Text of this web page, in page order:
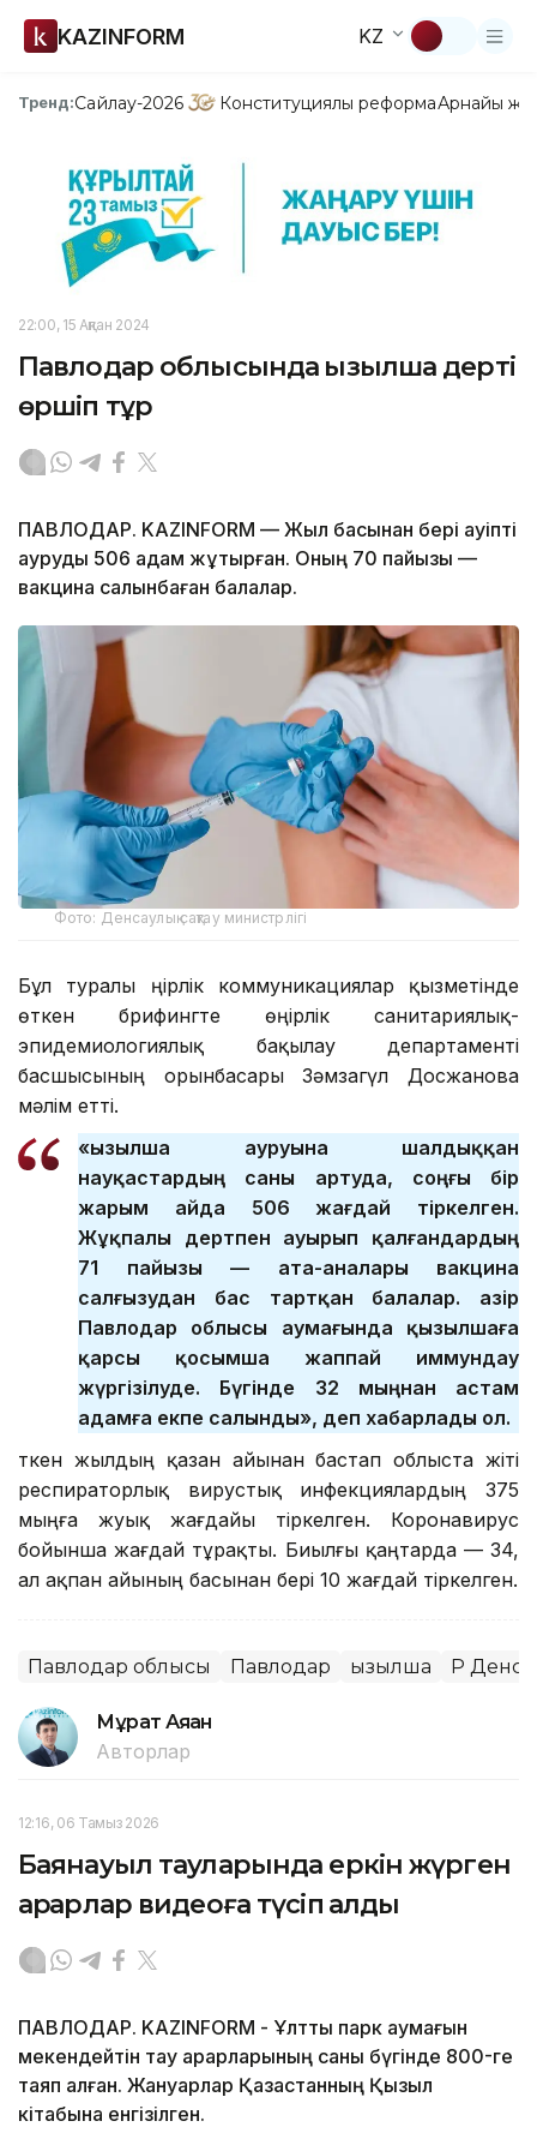
KAZINFORM KZ
Тренд:Сайлау-2026 Конституциялық реформаАрнайы
22:00, 15 Ақпан 2024
Павлодар облысында қызылша дерті
өршіп тұр
ПАВЛОДАР. KAZINFORM — Жыл басынан бері қауіпті
ауруды 506 адам жұқтырған. Оның 70 пайызы —
вакцина салынбаған балалар.
Фото: Денсаулық сақтау министрлігі
Бұл туралы Өңірлік коммуникациялар қызметінде
өткен брифингте өңірлік санитариялық-
эпидемиологиялық бақылау департаменті
басшысының орынбасары Зәмзагүл Досжанова
мәлім етті.
«Қызылша ауруына шалдыққан
науқастардың саны артуда, соңғы бір
жарым айда 506 жағдай тіркелген.
Жұқпалы дертпен ауырып қалғандардың
71 пайызы — ата-аналары вакцина
салғызудан бас тартқан балалар. Қазір
Павлодар облысы аумағында қызылшаға
қарсы қосымша жаппай иммундау
жүргізілуде. Бүгінде 32 мыңнан астам
адамға екпе салынды», деп хабарлады ол.
Өткен жылдың қазан айынан бастап облыста жіті
респираторлық вирустық инфекциялардың 375
мыңға жуық жағдайы тіркелген. Коронавирус
бойынша жағдай тұрақты. Биылғы қаңтарда — 34,
ал ақпан айының басынан бері 10 жағдай тіркелген.
Павлодар облысы Павлодар Қызылша ҚР
Мұрат Аяған
Авторлар
12:16, 06 Тамыз 2026
Баянауыл тауларында еркін жүрген
арқарлар видеоға түсіп қалды
ПАВЛОДАР. KAZINFORM - Ұлттық парк аумағын
мекендейтін тау арқарларының саны бүгінде 800-ге
таяп қалған. Жануарлар Қазақстанның Қызыл
кітабына енгізілген.